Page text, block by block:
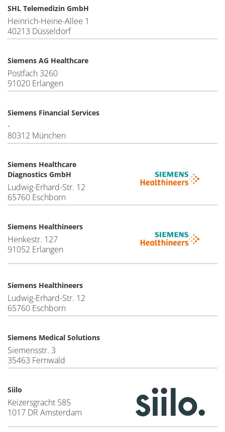
SHL Telemedizin GmbH
Heinrich-Heine-Allee 1
40213 Düsseldorf
Siemens AG Healthcare
Postfach 3260
91020 Erlangen
Siemens Financial Services
-
80312 München
Siemens Healthcare
Diagnostics GmbH
Ludwig-Erhard-Str. 12
65760 Eschborn
Siemens Healthineers
Henkestr. 127
91052 Erlangen
Siemens Healthineers
Ludwig-Erhard-Str. 12
65760 Eschborn
Siemens Medical Solutions
Siemensstr. 3
35463 Fernwald
Siilo
Keizersgracht 585
1017 DR Amsterdam